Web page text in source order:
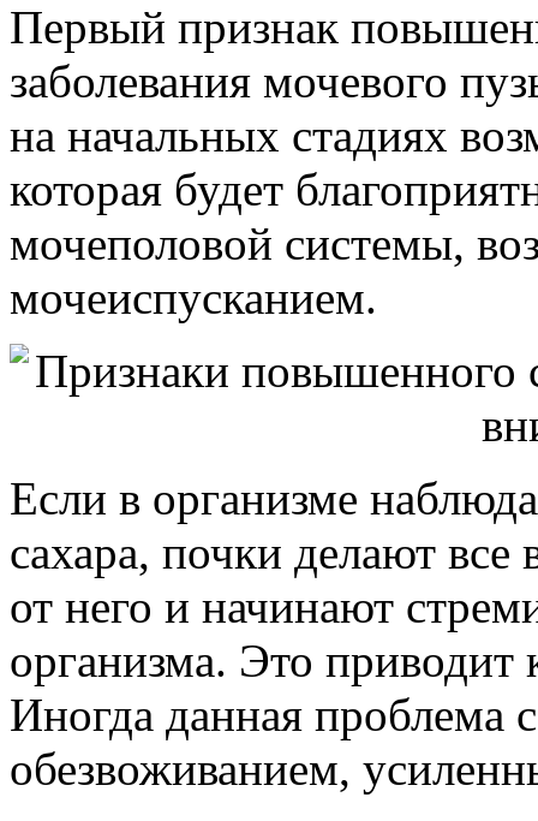
Первый признак
заболевания мочевого
на начальных стадиях
которая будет
мочеполовой системы,
мочеиспусканием.
Если в организме
сахара, почки делают
от него и начинают
организма. Это
Иногда данная проблема
обезвоживанием,